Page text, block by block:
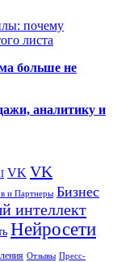
почему
листа
больше не
аналитику и
VK VK
и Партнеры Бизнес
интеллект
Нейросети
Отзывы Пресс-